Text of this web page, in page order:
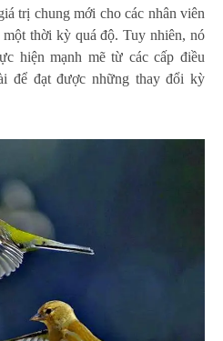
trị chung mới cho các nhân viên
thời kỳ quá độ. Tuy nhiên, nó
hiện mạnh mẽ từ các cấp điều
để đạt được những thay đổi kỳ